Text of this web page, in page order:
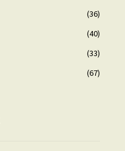
(36)
(40)
(33)
(67)